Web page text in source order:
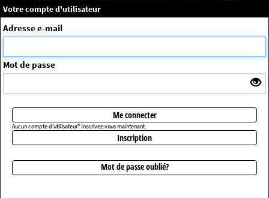
Message système
La séance choisie n'a pas été trouvée
Votre compte d'utilisateur
Adresse e-mail
Mot de passe
Me connecter
Aucun compte d'utilisateur? Inscrivez-vous maintenant.
Inscription
Mot de passe oublié?